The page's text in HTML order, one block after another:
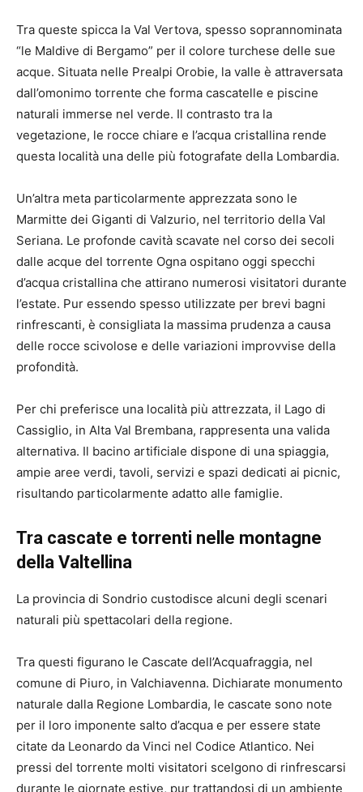
Tra queste spicca la Val Vertova, spesso soprannominata
“le Maldive di Bergamo” per il colore turchese delle sue
acque. Situata nelle Prealpi Orobie, la valle è attraversata
dall’omonimo torrente che forma cascatelle e piscine
naturali immerse nel verde. Il contrasto tra la
vegetazione, le rocce chiare e l’acqua cristallina rende
questa località una delle più fotografate della Lombardia.
Un’altra meta particolarmente apprezzata sono le
Marmitte dei Giganti di Valzurio, nel territorio della Val
Seriana. Le profonde cavità scavate nel corso dei secoli
dalle acque del torrente Ogna ospitano oggi specchi
d’acqua cristallina che attirano numerosi visitatori durante
l’estate. Pur essendo spesso utilizzate per brevi bagni
rinfrescanti, è consigliata la massima prudenza a causa
delle rocce scivolose e delle variazioni improvvise della
profondità.
Per chi preferisce una località più attrezzata, il Lago di
Cassiglio, in Alta Val Brembana, rappresenta una valida
alternativa. Il bacino artificiale dispone di una spiaggia,
ampie aree verdi, tavoli, servizi e spazi dedicati ai picnic,
risultando particolarmente adatto alle famiglie.
Tra cascate e torrenti nelle montagne
della Valtellina
La provincia di Sondrio custodisce alcuni degli scenari
naturali più spettacolari della regione.
Tra questi figurano le Cascate dell’Acquafraggia, nel
comune di Piuro, in Valchiavenna. Dichiarate monumento
naturale dalla Regione Lombardia, le cascate sono note
per il loro imponente salto d’acqua e per essere state
citate da Leonardo da Vinci nel Codice Atlantico. Nei
pressi del torrente molti visitatori scelgono di rinfrescarsi
durante le giornate estive, pur trattandosi di un ambiente